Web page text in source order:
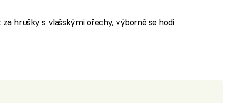
hrušky s vlašskými ořechy, výborně se hodí